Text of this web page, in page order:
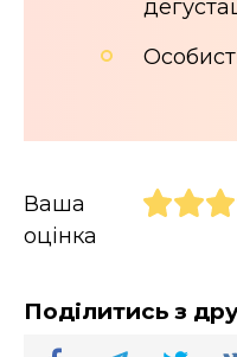
Ваша
оцінка
Поділитись з